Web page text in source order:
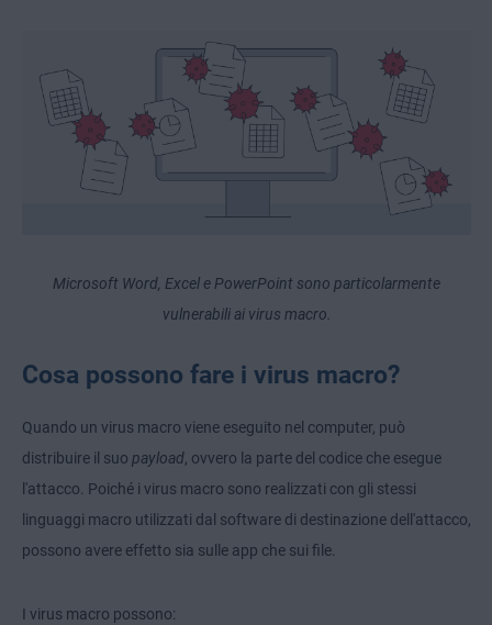
Microsoft Word, Excel e PowerPoint sono particolarmente
vulnerabili ai virus macro.
Cosa possono fare i virus macro?
Quando un virus macro viene eseguito nel computer, può
distribuire il suo payload, ovvero la parte del codice che esegue
l'attacco. Poiché i virus macro sono realizzati con gli stessi
linguaggi macro utilizzati dal software di destinazione dell'attacco,
possono avere effetto sia sulle app che sui file.
I virus macro possono: